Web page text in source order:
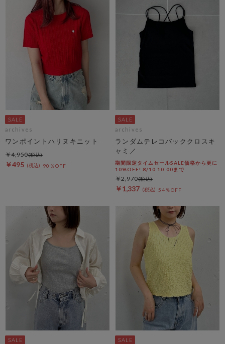
archives
ワンポイントハリヌキニット
￥495 90％OFF
￥4,950
archives
ランダムテレコバッククロスキ
ャミ／
期間限定タイムセールSALE価格から更に
10%OFF! 8/10 10:00まで
￥1,337 54％OFF
￥2,970